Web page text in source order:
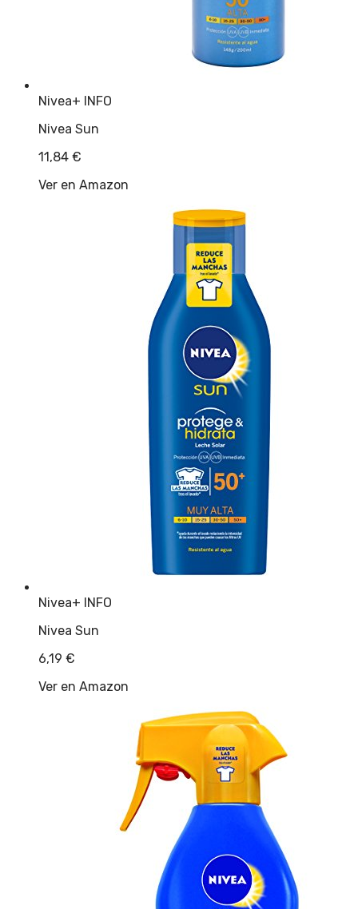
Nivea+ INFO
Nivea Sun
11,84 €
Ver en Amazon
Nivea+ INFO
Nivea Sun
6,19 €
Ver en Amazon